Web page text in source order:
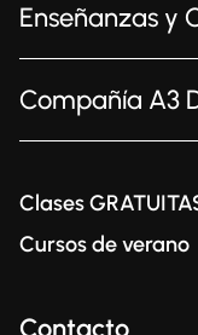
Enseñanzas y
Compañía A3
Clases
Cursos de verano